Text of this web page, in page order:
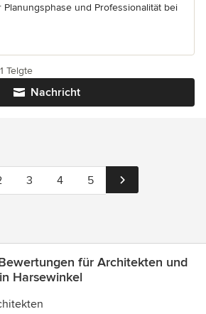
und Professionalität bei
Nachricht
Telgte
3 4 5
für Architekten und
Harsewinkel